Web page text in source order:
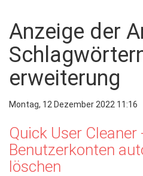
Anzeige der
erweiterung
Montag, 12 Dezember 2022 11:16
Quick User Cleaner
Benutzerkonten
löschen